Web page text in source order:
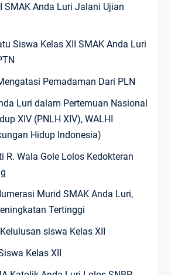
SMAK Anda Luri Jalani Ujian
Siswa Kelas XII SMAK Anda Luri
Pemadaman Dari PLN
Luri dalam Pertemuan Nasional
XIV (PNLH XIV), WALHI
Hidup Indonesia)
R. Wala Gole Lolos Kedokteran
Murid SMAK Anda Luri,
Tertinggi
siswa Kelas XII
Kelas XII